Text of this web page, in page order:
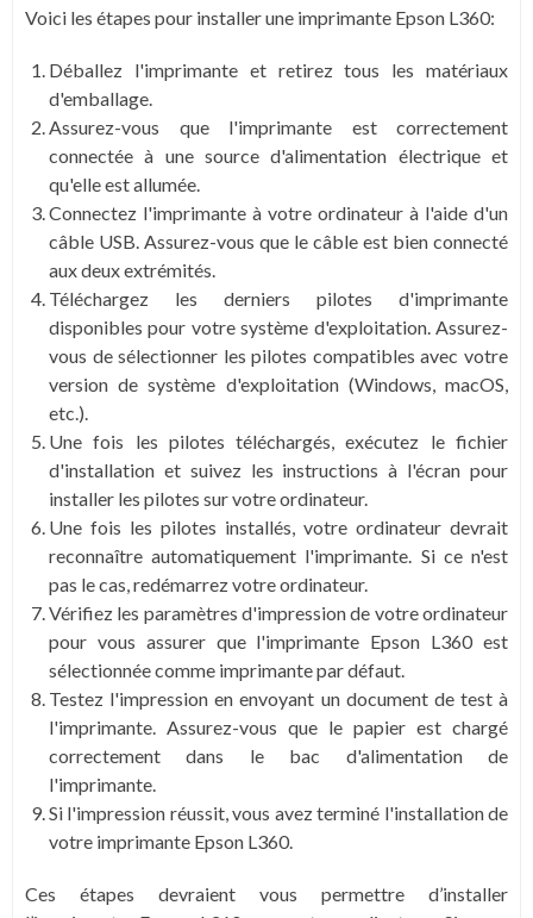
Voici les étapes pour installer une imprimante Epson L360:
Déballez l'imprimante et retirez tous les matériaux
d'emballage.
Assurez-vous que l'imprimante est correctement
connectée à une source d'alimentation électrique et
qu'elle est allumée.
Connectez l'imprimante à votre ordinateur à l'aide d'un
câble USB. Assurez-vous que le câble est bien connecté
aux deux extrémités.
Téléchargez les derniers pilotes d'imprimante
disponibles pour votre système d'exploitation. Assurez-
vous de sélectionner les pilotes compatibles avec votre
version de système d'exploitation (Windows, macOS,
etc.).
Une fois les pilotes téléchargés, exécutez le fichier
d'installation et suivez les instructions à l'écran pour
installer les pilotes sur votre ordinateur.
Une fois les pilotes installés, votre ordinateur devrait
reconnaître automatiquement l'imprimante. Si ce n'est
pas le cas, redémarrez votre ordinateur.
Vérifiez les paramètres d'impression de votre ordinateur
pour vous assurer que l'imprimante Epson L360 est
sélectionnée comme imprimante par défaut.
Testez l'impression en envoyant un document de test à
l'imprimante. Assurez-vous que le papier est chargé
correctement dans le bac d'alimentation de
l'imprimante.
Si l'impression réussit, vous avez terminé l'installation de
votre imprimante Epson L360.
Ces étapes devraient vous permettre d’installer